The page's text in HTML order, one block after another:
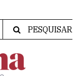
PESQUISAR